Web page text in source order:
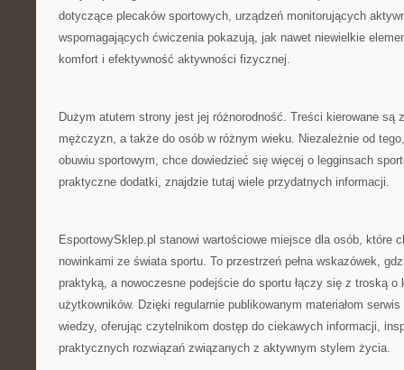
dotyczące plecaków sportowych, urządzeń monitorujących
wspomagających ćwiczenia pokazują, jak nawet niewielkie
komfort i efektywność aktywności fizycznej.
Dużym atutem strony jest jej różnorodność. Treści kierowane są
mężczyzn, a także do osób w różnym wieku. Niezależnie od
obuwiu sportowym, chce dowiedzieć się więcej o legginsach
praktyczne dodatki, znajdzie tutaj wiele przydatnych informacji.
EsportowySklep.pl stanowi wartościowe miejsce dla osób, które
nowinkami ze świata sportu. To przestrzeń pełna wskazówek,
praktyką, a nowoczesne podejście do sportu łączy się z troską o
użytkowników. Dzięki regularnie publikowanym materiałom
wiedzy, oferując czytelnikom dostęp do ciekawych informacji,
praktycznych rozwiązań związanych z aktywnym stylem życia.